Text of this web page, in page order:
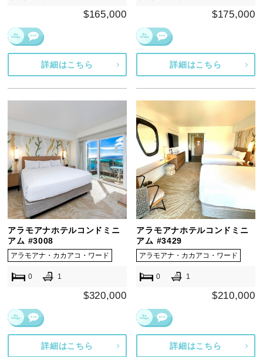
$165,000
詳細はこちら
$175,000
詳細はこちら
アラモアナホテルコンドミニ
アム #3008
アラモアナ・カカアコ・ワード
0 1
$320,000
詳細はこちら
アラモアナホテルコンドミニ
アム #3429
アラモアナ・カカアコ・ワード
0 1
$210,000
詳細はこちら